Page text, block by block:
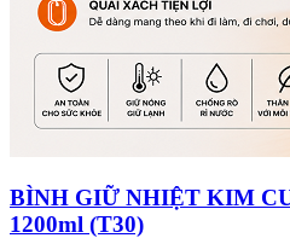
BÌNH GIỮ NHIỆT KIM
1200ml (T30)